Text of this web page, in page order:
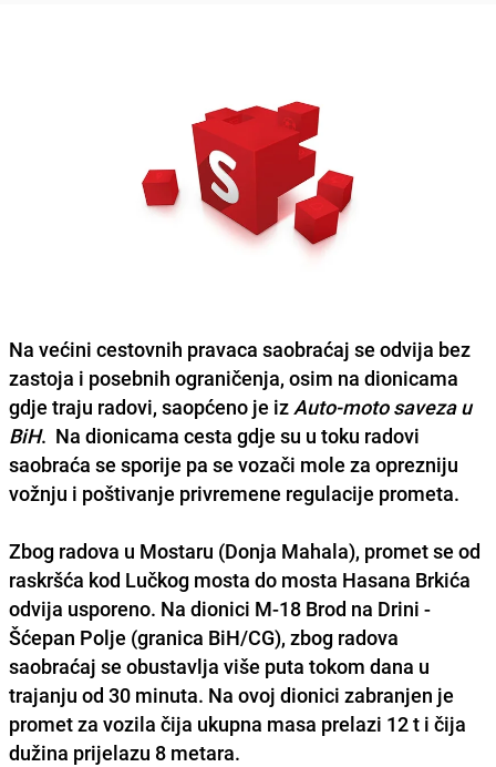
Na većini cestovnih pravaca saobraćaj se odvija bez
zastoja i posebnih ograničenja, osim na dionicama
gdje traju radovi, saopćeno je iz Auto-moto saveza u
BiH. Na dionicama cesta gdje su u toku radovi
saobraća se sporije pa se vozači mole za oprezniju
vožnju i poštivanje privremene regulacije prometa.
Zbog radova u Mostaru (Donja Mahala), promet se od
raskršća kod Lučkog mosta do mosta Hasana Brkića
odvija usporeno. Na dionici M-18 Brod na Drini -
Šćepan Polje (granica BiH/CG), zbog radova
saobraćaj se obustavlja više puta tokom dana u
trajanju od 30 minuta. Na ovoj dionici zabranjen je
promet za vozila čija ukupna masa prelazi 12 t i čija
dužina prijelazu 8 metara.